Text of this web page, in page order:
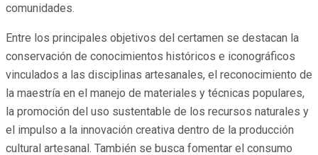
comunidades.
Entre los principales objetivos del certamen se destacan la
conservación de conocimientos históricos e iconográficos
vinculados a las disciplinas artesanales, el reconocimiento de
la maestría en el manejo de materiales y técnicas populares,
la promoción del uso sustentable de los recursos naturales y
el impulso a la innovación creativa dentro de la producción
cultural artesanal. También se busca fomentar el consumo